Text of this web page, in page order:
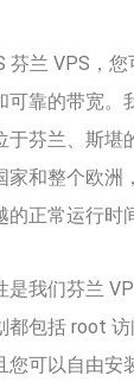
芬兰 VPS，您
可靠的带宽。
于芬兰、斯堪
家和整个欧洲
正常运行时
是我们芬兰
包括 root 访
您可以自由安